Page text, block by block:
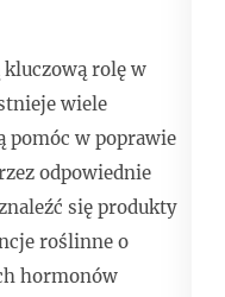
rolę w
wiele
pomóc w poprawie
odpowiednie
się produkty
roślinne o
hormonów